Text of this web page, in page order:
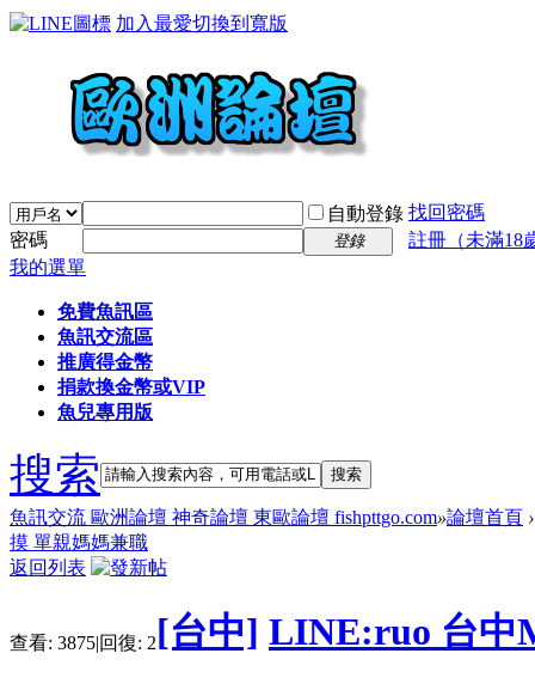
加入最愛切換到寬版
自動登錄 找回密碼
密碼
登錄
註冊（未滿18
我的選單
免費魚訊區
魚訊交流區
推廣得金幣
捐款換金幣或VIP
魚兒專用版
搜索 搜索
魚訊交流 歐洲論壇 神奇論壇 東歐論壇 fishpttgo.com»論壇首頁 ›
摸 單親媽媽兼職
返回列表
查看: 3875|回復: 2[台中] LINE:ruo 台中